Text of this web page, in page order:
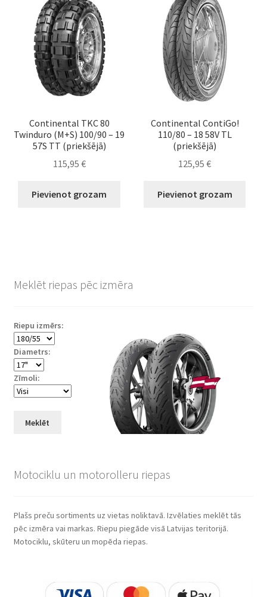
Continental TKC 80
Twinduro (M+S) 100/90 – 19
57S TT (priekšējā)
115,95 €
Pievienot grozam
Continental ContiGo!
110/80 – 18 58V TL
(priekšējā)
125,95€
Pievienot grozam
Meklēt riepas pēc izmēra
Riepu izmērs:
Diametrs:
Zīmoli:
Meklēt
Motociklu un motorolleru riepas
Plašs preču sortiments uz vietas noliktavā. Izvēlaties meklēt tās
pēc izmēra vai markas. Riepu piegāde visā Latvijas teritorijā.
Motociklu, skūteru un mopēda riepas.